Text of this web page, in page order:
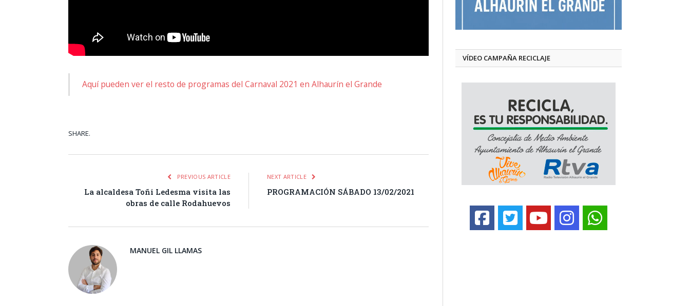
Aquí pueden ver el resto de programas del Carnaval 2021 en Alhaurín el Grande
SHARE.
PREVIOUS ARTICLE
La alcaldesa Toñi Ledesma visita las
obras de calle Rodahuevos
NEXT ARTICLE
PROGRAMACIÓN SÁBADO 13/02/2021
MANUEL GIL LLAMAS
VÍDEO CAMPAÑA RECICLAJE